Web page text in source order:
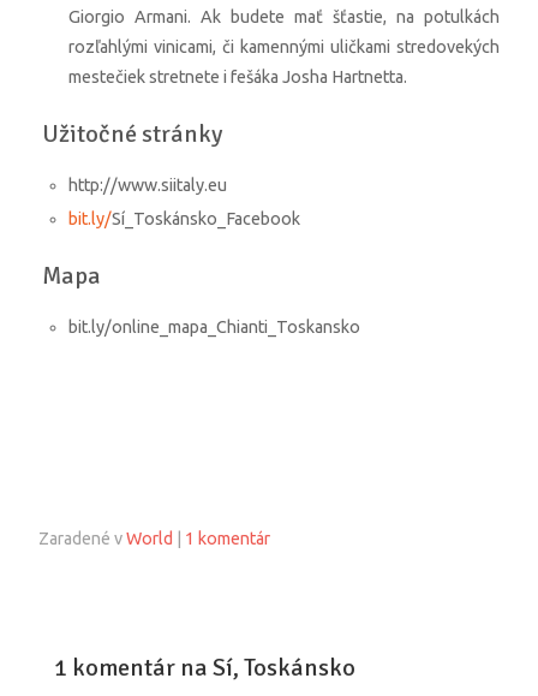
Giorgio Armani. Ak budete mať šťastie, na potulkách
rozľahlými vinicami, či kamennými uličkami stredovekých
mestečiek stretnete i fešáka Josha Hartnetta.
Užitočné stránky
http://www.siitaly.eu
bit.ly/Sí_Toskánsko_Facebook
Mapa
bit.ly/online_mapa_Chianti_Toskansko
Zaradené vWorld 1 komentár
1 komentár na Sí, Toskánsko